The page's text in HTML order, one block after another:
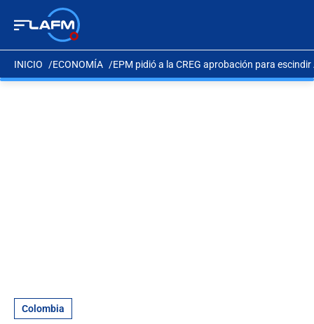
INICIO ECONOMÍA EPM pidió a la CREG aprobación para
Colombia